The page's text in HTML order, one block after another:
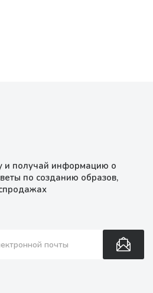
и получай информацию о
по созданию образов,